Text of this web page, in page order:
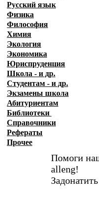
Русский язык
Физика
Философия
Химия
Экология
Экономика
Юриспруденция
Школа - и др.
Студентам - и др.
Экзамены школа
Абитуриентам
Библиотеки
Справочники
Рефераты
Прочее
Помоги
alleng!